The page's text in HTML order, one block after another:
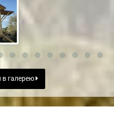
в галерею